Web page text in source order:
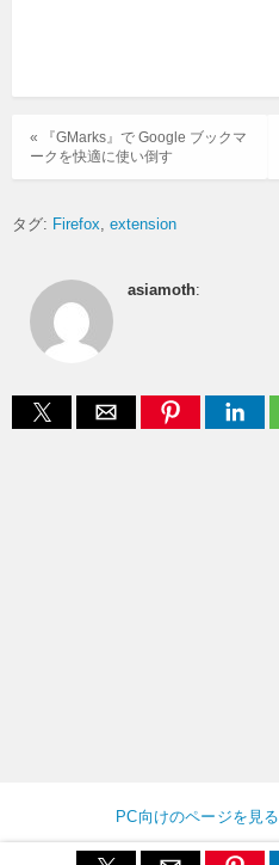
« 『GMarks』で Google ブックマ
ークを快適に使い倒す
タグ: Firefox extension
asiamoth:
PC向けのページを見る